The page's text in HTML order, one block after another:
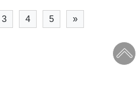
3 4 5 »